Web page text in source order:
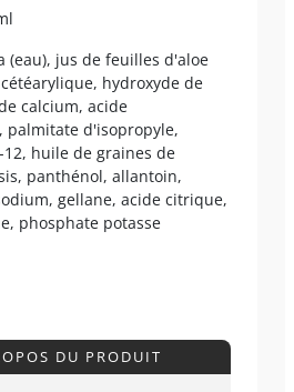
(eau), jus de feuilles d'aloe
hydroxyde de
calcium, acide
palmitate d'isopropyle,
huile de graines de
panthénol, allantoin,
gellane, acide citrique,
phosphate potasse
DU PRODUIT